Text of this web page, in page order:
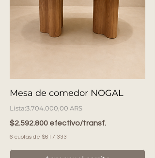
Mesa de comedor NOGAL
Precio3.704.000,00 ARS
$2.592.800 efectivo/transf.
6 cuotas de $617.333